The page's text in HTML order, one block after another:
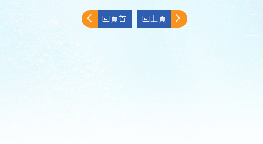
回頁首 回上頁